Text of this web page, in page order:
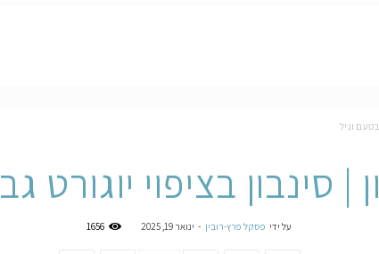
בטעם וניל
| סינבון בציפוי יוגורט
על ידי פסקל פרץ-רובין - ינואר 19, 2025 1656